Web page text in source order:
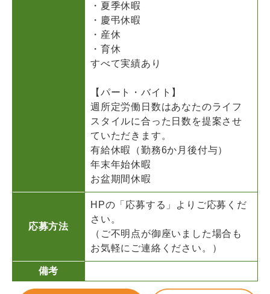
・夏季休暇
・慶弔休暇
・産休
・育休
すべて実績あり
【パート・バイト】
週所定労働日数はあなたのライフ
スタイルに合った日数を提案させ
ていただきます。
有給休暇（勤務6か月後付与）
年末年始休暇
お盆期間休暇
応募方法
HPの「応募する」よりご応募くだ
さい。
（ご不明点が御座いました場合も
お気軽にご連絡ください。）
備考